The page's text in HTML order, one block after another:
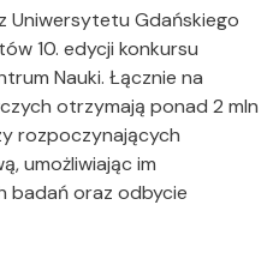
Uniwersytetu Gdańskiego
10. edycji konkursu
Nauki. Łącznie na
otrzymają ponad 2 mln
rozpoczynających
umożliwiając im
badań oraz odbycie